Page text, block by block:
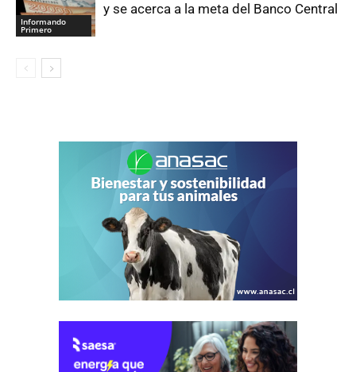
Informando
Primero
y se acerca a la meta del Banco Central